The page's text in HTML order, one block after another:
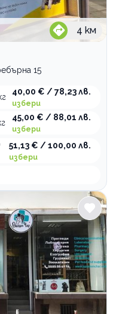
4 км
15
40,00 € / 78,23 лв.
избери
45,00 € / 88,01 лв.
избери
51,13 € / 100,00 лв.
избери
Опашен чар